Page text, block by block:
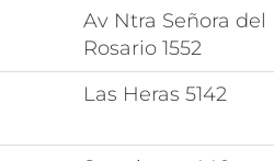
Av Ntra Señora del
Rosario 1552
Las Heras 5142